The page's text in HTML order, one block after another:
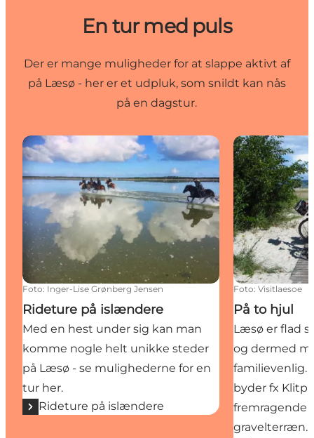
En tur med puls
Der er mange muligheder for at slappe aktivt af
på Læsø - her er et udpluk, som snildt kan nås
på en dagstur.
Rideture på islændere
Foto: Inger-Lise Grønberg Jensen
Rideture på islændere
Med en hest under sig kan man
komme nogle helt unikke steder
på Læsø - se mulighederne for en
tur her.
Rideture på islændere
På to hjul
Foto: Visitlaesoe
På to hjul
Læsø er flad
og dermed
familievenlig.
byder fx
fremragende
gravelterræn.